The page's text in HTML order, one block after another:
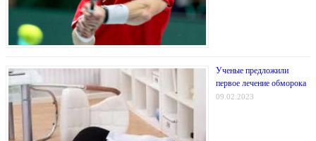
Ученые предложили
первое лечение обморока
09.02.2023